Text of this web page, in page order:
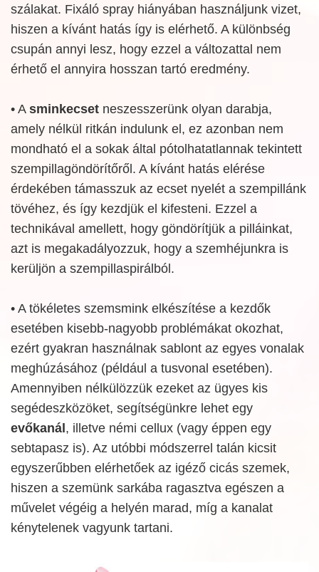
szálakat. Fixáló spray hiányában használjunk vizet,
hiszen a kívánt hatás így is elérhető. A különbség
csupán annyi lesz, hogy ezzel a változattal nem
érhető el annyira hosszan tartó eredmény.
• A sminkecset neszesszerünk olyan darabja,
amely nélkül ritkán indulunk el, ez azonban nem
mondható el a sokak által pótolhatatlannak tekintett
szempillagöndörítőről. A kívánt hatás elérése
érdekében támasszuk az ecset nyelét a szempillánk
tövéhez, és így kezdjük el kifesteni. Ezzel a
technikával amellett, hogy göndörítjük a pilláinkat,
azt is megakadályozzuk, hogy a szemhéjunkra is
kerüljön a szempillaspirálból.
• A tökéletes szemsmink elkészítése a kezdők
esetében kisebb-nagyobb problémákat okozhat,
ezért gyakran használnak sablont az egyes vonalak
meghúzásához (például a tusvonal esetében).
Amennyiben nélkülözzük ezeket az ügyes kis
segédeszközöket, segítségünkre lehet egy
evőkanál, illetve némi cellux (vagy éppen egy
sebtapasz is). Az utóbbi módszerrel talán kicsit
egyszerűbben elérhetőek az igéző cicás szemek,
hiszen a szemünk sarkába ragasztva egészen a
művelet végéig a helyén marad, míg a kanalat
kénytelenek vagyunk tartani.